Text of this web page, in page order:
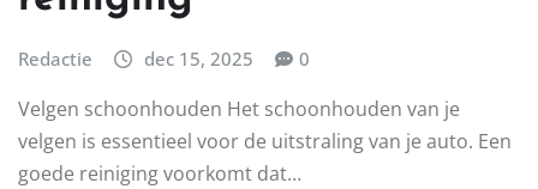
Redactie dec 15, 2025 0
Velgen schoonhouden Het schoonhouden van je
velgen is essentieel voor de uitstraling van je auto. Een
goede reiniging voorkomt dat…